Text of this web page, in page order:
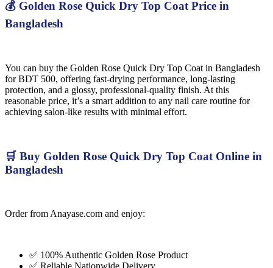
💰 Golden Rose Quick Dry Top Coat Price in
Bangladesh
You can buy the Golden Rose Quick Dry Top Coat in Bangladesh
for BDT 500, offering fast-drying performance, long-lasting
protection, and a glossy, professional-quality finish. At this
reasonable price, it’s a smart addition to any nail care routine for
achieving salon-like results with minimal effort.
🛒 Buy Golden Rose Quick Dry Top Coat Online in
Bangladesh
Order from Anayase.com and enjoy:
✅ 100% Authentic Golden Rose Product